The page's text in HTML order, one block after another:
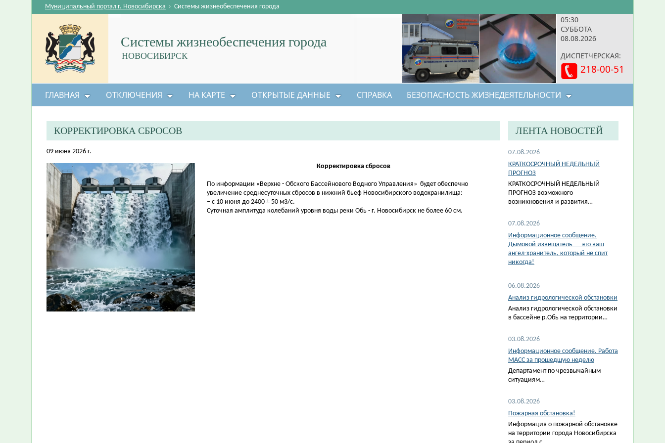
05:30
СУББОТА
08.08.2026
ДИСПЕТЧЕРСКАЯ:
218-00-51
Системы жизнеобеспечения города
НОВОСИБИРСК
Муниципальный портал г. Новосибирска › Системы жизнеобеспечения города
ГЛАВНАЯ ОТКЛЮЧЕНИЯ НА КАРТЕ ОТКРЫТЫЕ ДАННЫЕ СПРАВКА БЕЗОПАСНОСТЬ ЖИЗНЕДЕЯТЕЛЬНОСТИ
КОРРЕКТИРОВКА СБРОСОВ
09 июня 2026 г.
Корректировка сбросов
По информации «Верхне - Обского Бассейнового Водного Управления» будет обеспечно
увеличение среднесуточных сбросов в нижний бьеф Новосибирского водохранилища:
– с 10 июня до 2400 ± 50 м3/с.
Суточная амплитуда колебаний уровня воды реки Обь - г. Новосибирск не более 60 см.
ЛЕНТА НОВОСТЕЙ
07.08.2026
КРАТКОСРОЧНЫЙ НЕДЕЛЬНЫЙ
ПРОГНОЗ
КРАТКОСРОЧНЫЙ НЕДЕЛЬНЫЙ
ПРОГНОЗ возможного
возникновения и развития…
07.08.2026
Информационное сообщение.
Дымовой извещатель — это ваш
ангел-хранитель, который не спит
никогда!
06.08.2026
Анализ гидрологической обстановки
Анализ гидрологической обстановки
в бассейне р.Обь на территории…
03.08.2026
Информационное сообщение. Работа
МАСС за прошедшую неделю
Департамент по чрезвычайным
ситуациям…
03.08.2026
Пожарная обстановка!
Информация о пожарной обстановке
на территории города Новосибирска